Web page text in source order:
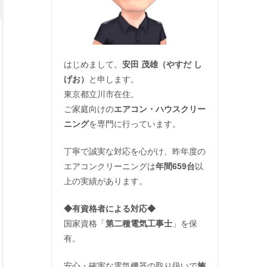
はじめまして。 安田 茂雄（やすだ し
げお）
と申します。
東京都立川市在住。
ご家庭向けのエアコン・ハウスクリー
ニングを専門に行っています。
丁寧で誠実な対応を心がけ、昨年度の
エアコンクリーニングは年間659台以
上の実績があります。
◆有資格者による対応◆
国家資格「第二種電気工事士 」を保
有。